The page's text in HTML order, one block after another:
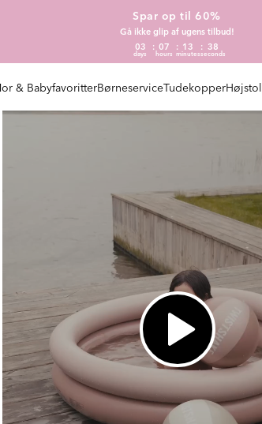
Spar op til 60%
Gå ikke glip af ugens tilbud!
03
days
07
hours
13
minutes
37
seconds
& BabyfavoritterBørneserviceTudekopperHøjstol